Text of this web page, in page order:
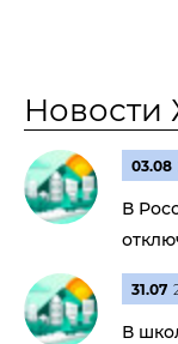
Новости
03.08
В
31.07
В